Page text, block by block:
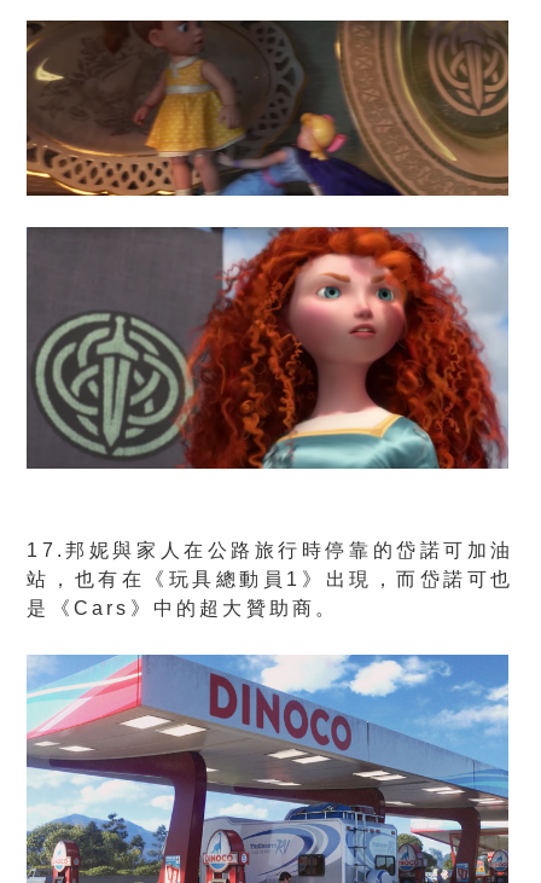
17.邦妮與家人在公路旅行時停靠的岱諾可加油
站，也有在《玩具總動員1》出現，而岱諾可也
是《Cars》中的超大贊助商。